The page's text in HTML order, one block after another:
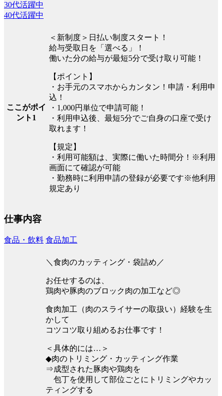
30代活躍中
40代活躍中
ここがポイ
ント1
＜新制度＞日払い制度スタート！
給与受取日を「選べる」！
働いた分の給与が最短5分で受け取り可能！
【ポイント】
・お手元のスマホからカンタン！申請・利用申
込！
・1,000円単位で申請可能！
・利用申込後、最短5分でご自身の口座で受け
取れます！
【規定】
・利用可能額は、実際に働いた時間分！※利用
画面にて確認が可能
・勤務時に利用申請の登録が必要です※他利用
規定あり
仕事内容
食品・飲料 食品加工
＼食肉のカッティング・袋詰め／
お任せするのは、
鶏肉や豚肉のブロック肉の加工など◎
食肉加工（肉のスライサーの取扱い）経験を生
かして
コツコツ取り組めるお仕事です！
＜具体的には…＞
◆肉のトリミング・カッティング作業
⇒成型された豚肉や鶏肉を
包丁を使用して部位ごとにトリミングやカッ
ティングする